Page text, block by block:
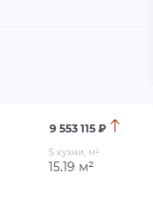
9 553 115 ₽
S кухни, м²
15.19 м²